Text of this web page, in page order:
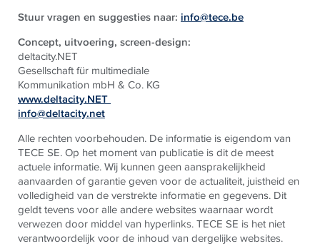
Stuur vragen en suggesties naar: info@tece.be
Concept, uitvoering, screen-design:
deltacity.NET
Gesellschaft für multimediale
Kommunikation mbH & Co. KG
www.deltacity.NET
info@deltacity.net
Alle rechten voorbehouden. De informatie is eigendom van
TECE SE. Op het moment van publicatie is dit de meest
actuele informatie. Wij kunnen geen aansprakelijkheid
aanvaarden of garantie geven voor de actualiteit, juistheid en
volledigheid van de verstrekte informatie en gegevens. Dit
geldt tevens voor alle andere websites waarnaar wordt
verwezen door middel van hyperlinks. TECE SE is het niet
verantwoordelijk voor de inhoud van dergelijke websites.